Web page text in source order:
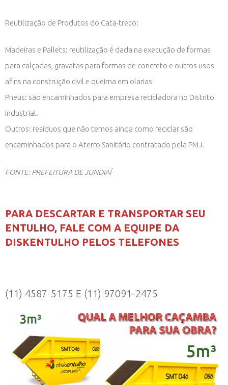
Reutilização de Produtos do Cata-treco:
Madeiras e Pallets: reutilização é dada na execução de formas
para calçadas, gravatas para formas de concreto e outros usos
afins na construção civil e queima em olarias
Pneus: são encaminhados para empresa recicladora no Distrito
Industrial.
Outros: resíduos que não temos ainda como reciclar são
encaminhados para o Aterro Sanitário contratado pela PMJ.
FONTE: PREFEITURA DE JUNDIAÍ
PARA DESCARTAR E TRANSPORTAR SEU
ENTULHO, FALE COM A EQUIPE DA
DISKENTULHO PELOS TELEFONES
(11) 4587-5175 E (11) 97091-2475